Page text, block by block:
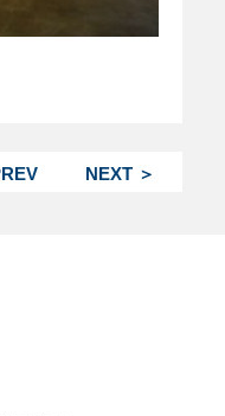
NEXT ＞